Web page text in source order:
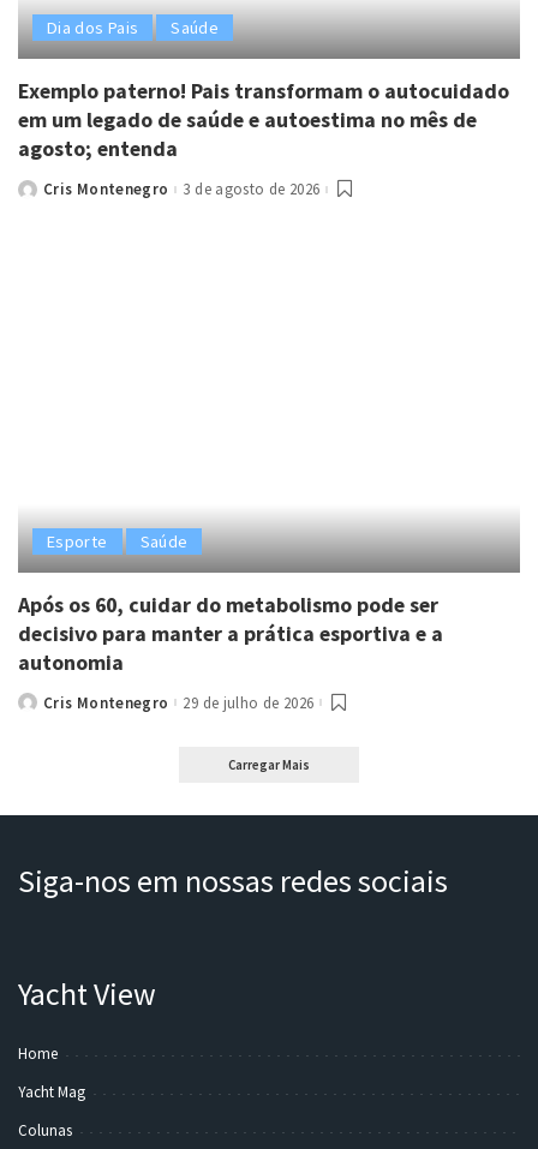
Dia dos Pais Saúde
Exemplo paterno! Pais transformam o autocuidado
em um legado de saúde e autoestima no mês de
agosto; entenda
PostedCris Montenegro 3 de agosto de 2026
Esporte Saúde
Após os 60, cuidar do metabolismo pode ser
decisivo para manter a prática esportiva e a
autonomia
PostedCris Montenegro 29 de julho de 2026
Carregar Mais
Siga-nos em nossas redes sociais
Yacht View
Home
Yacht Mag
Colunas